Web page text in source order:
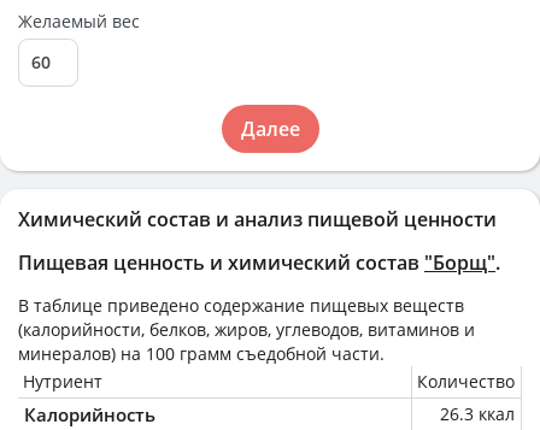
Химический состав и анализ пищевой ценности
Пищевая ценность и химический состав "Борщ".
В таблице приведено содержание пищевых веществ
(калорийности, белков, жиров, углеводов, витаминов и
минералов) на 100 грамм съедобной части.
Нутриент
Количество
Калорийность 26.3 ккал
Желаемый вес
Далее